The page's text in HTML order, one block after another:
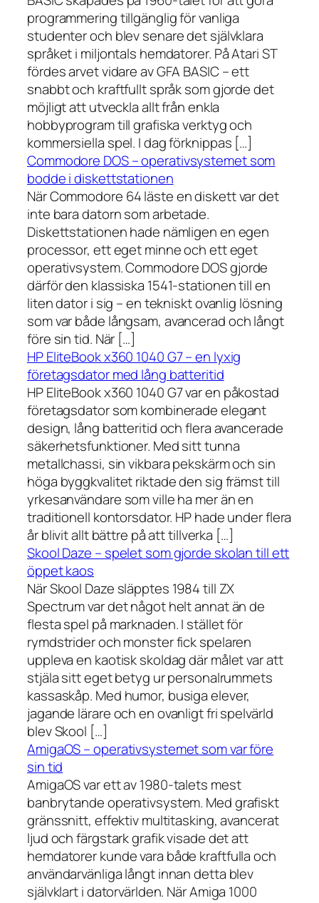
programmering tillgänglig för vanliga
studenter och blev senare det självklara
språket i miljontals hemdatorer. På Atari ST
fördes arvet vidare av GFA BASIC – ett
snabbt och kraftfullt språk som gjorde det
möjligt att utveckla allt från enkla
hobbyprogram till grafiska verktyg och
kommersiella spel. I dag förknippas […]
Commodore DOS – operativsystemet som
bodde i diskettstationen
När Commodore 64 läste en diskett var det
inte bara datorn som arbetade.
Diskettstationen hade nämligen en egen
processor, ett eget minne och ett eget
operativsystem. Commodore DOS gjorde
därför den klassiska 1541-stationen till en
liten dator i sig – en tekniskt ovanlig lösning
som var både långsam, avancerad och långt
före sin tid. När […]
HP EliteBook x360 1040 G7 – en lyxig
företagsdator med lång batteritid
HP EliteBook x360 1040 G7 var en påkostad
företagsdator som kombinerade elegant
design, lång batteritid och flera avancerade
säkerhetsfunktioner. Med sitt tunna
metallchassi, sin vikbara pekskärm och sin
höga byggkvalitet riktade den sig främst till
yrkesanvändare som ville ha mer än en
traditionell kontorsdator. HP hade under flera
år blivit allt bättre på att tillverka […]
Skool Daze – spelet som gjorde skolan till ett
öppet kaos
När Skool Daze släpptes 1984 till ZX
Spectrum var det något helt annat än de
flesta spel på marknaden. I stället för
rymdstrider och monster fick spelaren
uppleva en kaotisk skoldag där målet var att
stjäla sitt eget betyg ur personalrummets
kassaskåp. Med humor, busiga elever,
jagande lärare och en ovanligt fri spelvärld
blev Skool […]
AmigaOS – operativsystemet som var före
sin tid
AmigaOS var ett av 1980-talets mest
banbrytande operativsystem. Med grafiskt
gränssnitt, effektiv multitasking, avancerat
ljud och färgstark grafik visade det att
hemdatorer kunde vara både kraftfulla och
användarvänliga långt innan detta blev
självklart i datorvärlden. När Amiga 1000